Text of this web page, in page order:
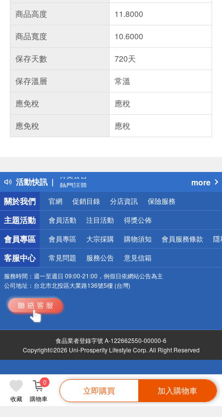
收藏 購物車
0
立即購買 加入購物車
商品高度
11.8000
商品寬度
10.6000
保存天數
720天
保存溫層
常溫
應免稅
應稅
應免稅
應稅
活動快訊
得獎公告
熱門話題
銀行優惠
偏遠地區配送
詐騙網頁！請小心！
more
關於我們
官網 促銷目錄 分店資訊 保險服務
主題活動 會員活動 注目活動 得獎公佈
會員專區 會員專區 大宗採購 購物須知 會員服務條款 隱
客服中心 常見問題 服務公告 意見信箱
服務時間： 週一至週日 09:00-21:00，例假日依網站公告為主
公司地址： 台北市北投區大業路136號5樓 (台灣)
食品業者登錄字號 A-122662550-00000-6
Copyright©2026 Uni-Prosperity Lifestyle Corp. All Right Reserved